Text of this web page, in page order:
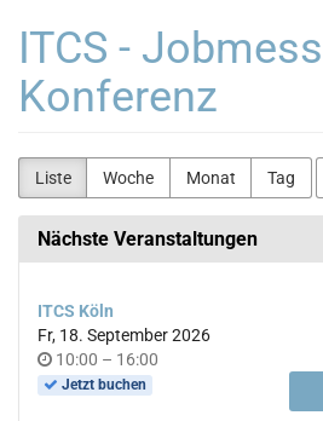
Haupt-
springen
ITCS -
Konferenz
Liste Woche Monat Tag
Nächste Veranstaltungen
ITCS Köln
Fr, 18. September 2026
Uhrzeit
10:00 – bis
16:00
Jetzt buchen